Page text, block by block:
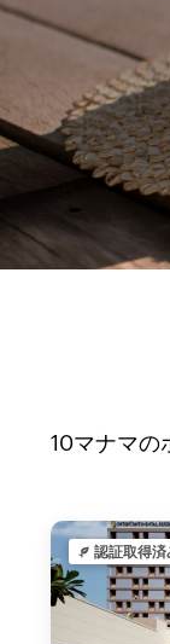
10マナマの
認証取得済